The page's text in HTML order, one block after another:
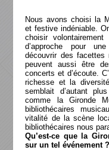
Nous avons choisi la
et festive indéniable.
choisir
d’approche pour
découvrir des facettes
peuvent aussi être
concerts et d’écoute.
richesse et la
semblait d’autant
comme la Gironde
bibliothécaires
vitalité de la scène
bibliothécaires nous
Qu’est-ce que la
sur un tel événement ?